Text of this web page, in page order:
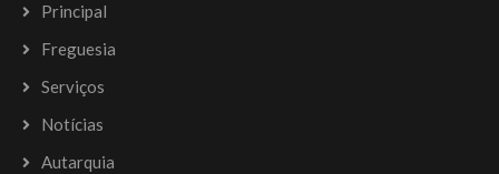
Principal
Freguesia
Serviços
Notícias
Autarquia